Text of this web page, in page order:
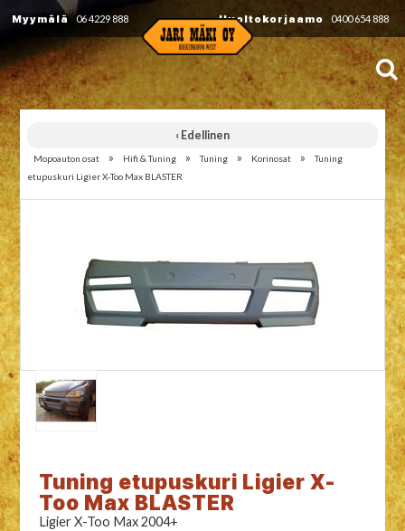
Myymälä 06 4229 888 Huoltokorjaamo 0400 654 888
‹ Edellinen
Mopoauton osat » Hifi & Tuning » Tuning » Korinosat »
Tuning
etupuskuri Ligier X-Too Max BLASTER
Tuning etupuskuri Ligier X-
Too Max BLASTER
Ligier X-Too Max 2004+